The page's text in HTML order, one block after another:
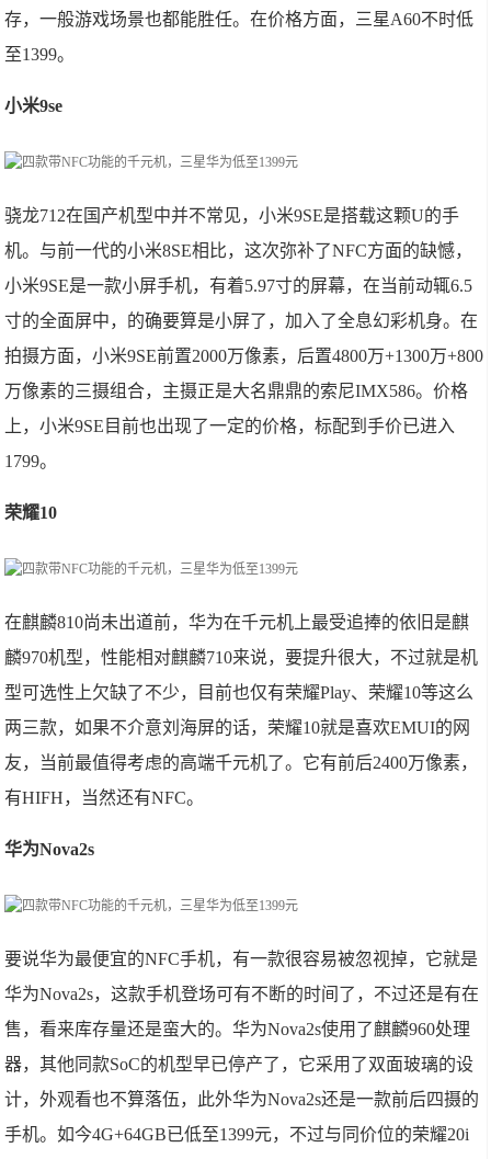
存，一般游戏场景也都能胜任。在价格方面，三星A60不时低
至1399。
小米9se
骁龙712在国产机型中并不常见，小米9SE是搭载这颗U的手
机。与前一代的小米8SE相比，这次弥补了NFC方面的缺憾，
小米9SE是一款小屏手机，有着5.97寸的屏幕，在当前动辄6.5
寸的全面屏中，的确要算是小屏了，加入了全息幻彩机身。在
拍摄方面，小米9SE前置2000万像素，后置4800万+1300万+800
万像素的三摄组合，主摄正是大名鼎鼎的索尼IMX586。价格
上，小米9SE目前也出现了一定的价格，标配到手价已进入
1799。
荣耀10
在麒麟810尚未出道前，华为在千元机上最受追捧的依旧是麒
麟970机型，性能相对麒麟710来说，要提升很大，不过就是机
型可选性上欠缺了不少，目前也仅有荣耀Play、荣耀10等这么
两三款，如果不介意刘海屏的话，荣耀10就是喜欢EMUI的网
友，当前最值得考虑的高端千元机了。它有前后2400万像素，
有HIFH，当然还有NFC。
华为Nova2s
要说华为最便宜的NFC手机，有一款很容易被忽视掉，它就是
华为Nova2s，这款手机登场可有不断的时间了，不过还是有在
售，看来库存量还是蛮大的。华为Nova2s使用了麒麟960处理
器，其他同款SoC的机型早已停产了，它采用了双面玻璃的设
计，外观看也不算落伍，此外华为Nova2s还是一款前后四摄的
手机。如今4G+64GB已低至1399元，不过与同价位的荣耀20i